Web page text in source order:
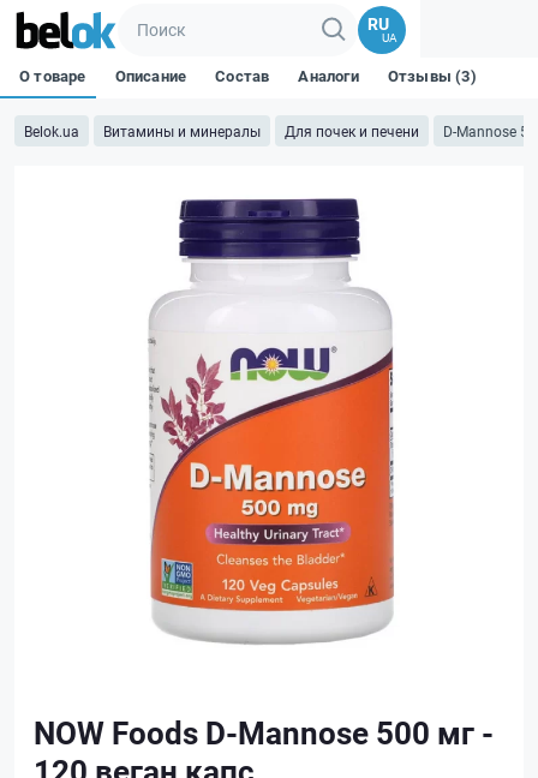
RU
UA
Belok.ua Витамины и минералы Для почек и печени D-Mannose
О товаре Описание Состав Аналоги Отзывы (3)
NOW Foods D-Mannose 500 мг -